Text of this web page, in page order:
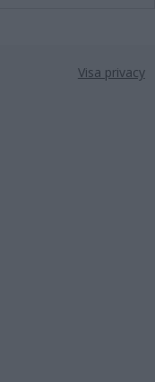
Visa privacy